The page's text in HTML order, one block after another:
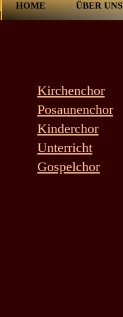
HOME ÜBER UNS
Kirchenchor
Posaunenchor
Kinderchor
Unterricht
Gospelchor